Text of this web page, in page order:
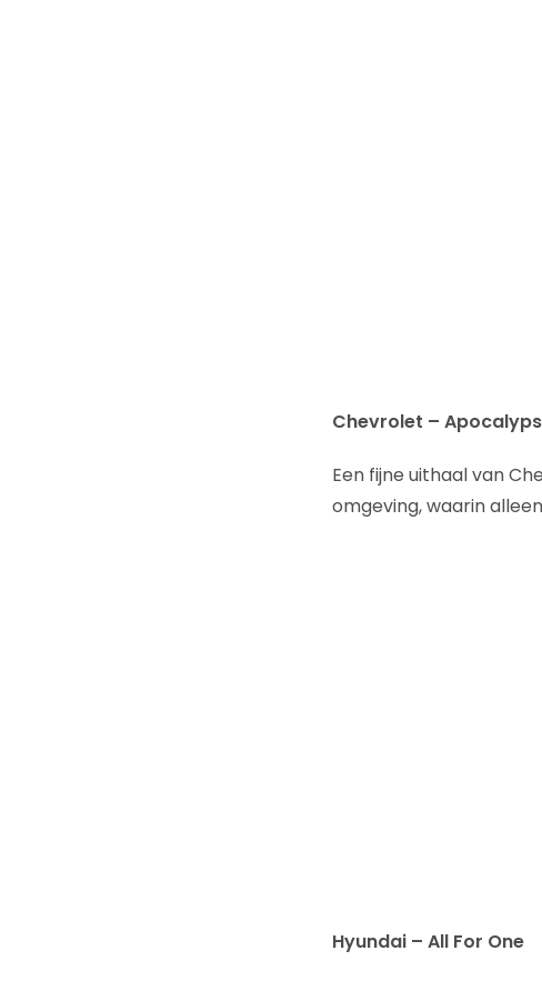
Chevrolet –
Een fijne uithaal van
omgeving, waarin
Hyundai – All For One